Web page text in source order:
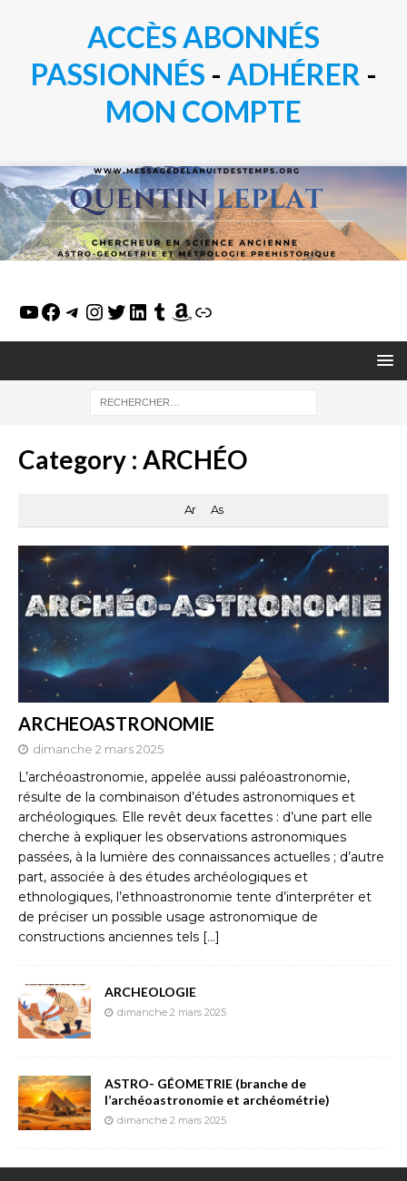
ACCÈS ABONNÉS
PASSIONNÉS - ADHÉRER -
MON COMPTE
Category : ARCHÉO
Ar As
ARCHEOASTRONOMIE
dimanche 2 mars 2025
L’archéoastronomie, appelée aussi paléoastronomie,
résulte de la combinaison d’études astronomiques et
archéologiques. Elle revêt deux facettes : d’une part elle
cherche à expliquer les observations astronomiques
passées, à la lumière des connaissances actuelles ; d’autre
part, associée à des études archéologiques et
ethnologiques, l’ethnoastronomie tente d’interpréter et
de préciser un possible usage astronomique de
constructions anciennes tels […]
ARCHEOLOGIE
dimanche 2 mars 2025
ASTRO- GÉOMETRIE (branche de
l’archéoastronomie et archéométrie)
dimanche 2 mars 2025